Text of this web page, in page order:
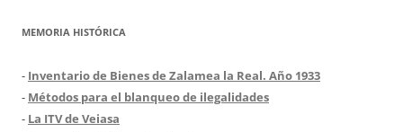
MEMORIA HISTÓRICA
- Inventario de Bienes de Zalamea la Real. Año 1933
- Métodos para el blanqueo de ilegalidades
- La ITV de Veiasa